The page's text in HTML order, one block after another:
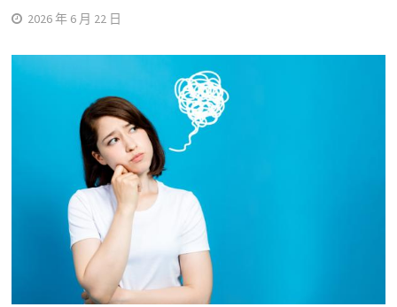
2026 年 6 月 22 日